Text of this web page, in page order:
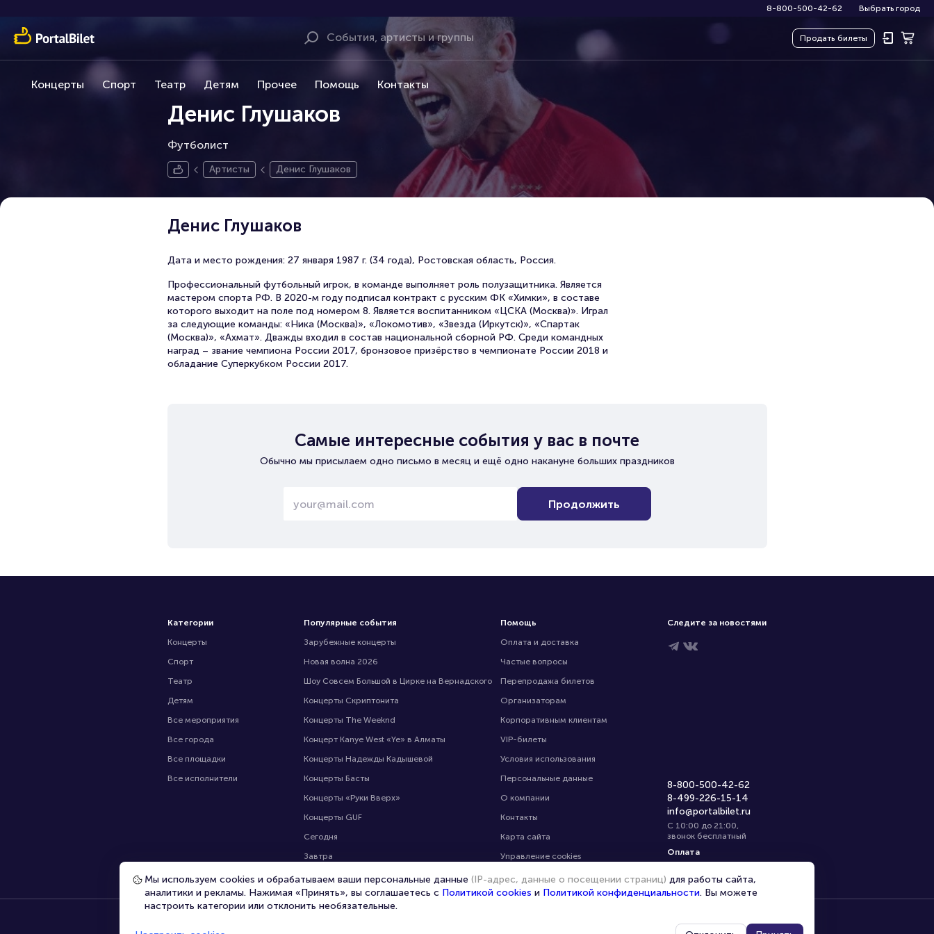
8-800-500-42-62 Выбрать город
Продать билеты
Концерты Спорт Театр Детям Прочее Помощь Контакты
Денис Глушаков
Футболист
Артисты Денис Глушаков
Денис Глушаков
Дата и место рождения: 27 января 1987 г. (34 года), Ростовская область, Россия.
Профессиональный футбольный игрок, в команде выполняет роль полузащитника. Является
мастером спорта РФ. В 2020-м году подписал контракт с русским ФК «Химки», в составе
которого выходит на поле под номером 8. Является воспитанником «ЦСКА (Москва)». Играл
за следующие команды: «Ника (Москва)», «Локомотив», «Звезда (Иркутск)», «Спартак
(Москва)», «Ахмат». Дважды входил в состав национальной сборной РФ. Среди командных
наград – звание чемпиона России 2017, бронзовое призёрство в чемпионате России 2018 и
обладание Суперкубком России 2017.
Самые интересные события у вас в почте
Обычно мы присылаем одно письмо в месяц и ещё одно накануне больших праздников
Продолжить
Категории
Концерты
Спорт
Театр
Детям
Все мероприятия
Все города
Все площадки
Все исполнители
Популярные события
Зарубежные концерты
Новая волна 2026
Шоу Совсем Большой в Цирке на Вернадского
Концерты Скриптонита
Концерты The Weeknd
Концерт Kanye West «Ye» в Алматы
Концерты Надежды Кадышевой
Концерты Басты
Концерты «Руки Вверх»
Концерты GUF
Сегодня
Завтра
В выходные
Помощь
Оплата и доставка
Частые вопросы
Перепродажа билетов
Организаторам
Корпоративным клиентам
VIP-билеты
Условия использования
Персональные данные
О компании
Контакты
Карта сайта
Управление cookies
Следите за новостями
8-800-500-42-62
8-499-226-15-14
info@portalbilet.ru
С 10:00 до 21:00,
звонок бесплатный
Оплата
Мы используем cookies и обрабатываем ваши персональные данные (IP-адрес, данные о посещении страниц) для работы сайта,
аналитики и рекламы. Нажимая «Принять», вы соглашаетесь с Политикой cookies и Политикой конфиденциальности. Вы можете
настроить категории или отклонить необязательные.